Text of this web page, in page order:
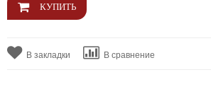
В закладки В сравнение